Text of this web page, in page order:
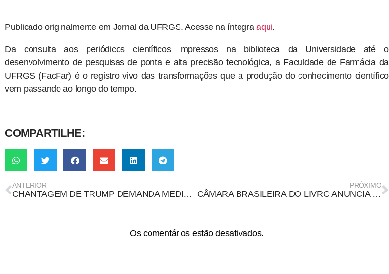
Publicado originalmente em Jornal da UFRGS. Acesse na íntegraaqui.
Da consulta aos periódicos científicos impressos na biblioteca da Universidade até o
desenvolvimento de pesquisas de ponta e alta precisão tecnológica, a Faculdade de Farmácia da
UFRGS (FacFar) é o registro vivo das transformações que a produção do conhecimento científico
vem passando ao longo do tempo.
COMPARTILHE:
ANTERIOR
CHANTAGEM DE TRUMP DEMANDA MEDIDAS URGENTES DE SOBERANIA DIGITAL NO BRASIL
PRÓXIMO
CÂMARA BRASILEIRA DO LIVRO ANUNCIA OS DEZ SEMIFINALISTAS POR CATEGORIA DA 2ª EDIÇÃO DO PRÊMIO JABUTI ACADÊMICO
Os comentários estão desativados.